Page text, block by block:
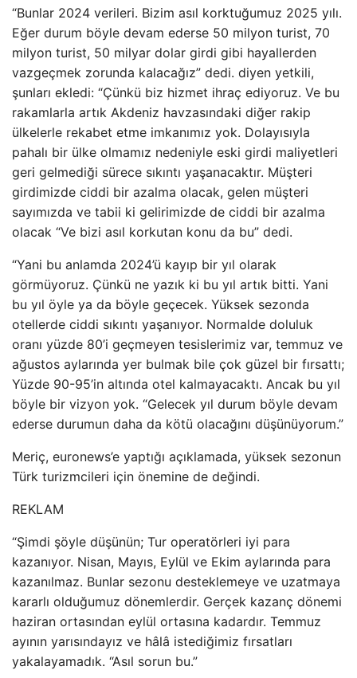
“Bunlar 2024 verileri. Bizim asıl korktuğumuz 2025 yılı.
Eğer durum böyle devam ederse 50 milyon turist, 70
milyon turist, 50 milyar dolar girdi gibi hayallerden
vazgeçmek zorunda kalacağız” dedi. diyen yetkili,
şunları ekledi: “Çünkü biz hizmet ihraç ediyoruz. Ve bu
rakamlarla artık Akdeniz havzasındaki diğer rakip
ülkelerle rekabet etme imkanımız yok. Dolayısıyla
pahalı bir ülke olmamız nedeniyle eski girdi maliyetleri
geri gelmediği sürece sıkıntı yaşanacaktır. Müşteri
girdimizde ciddi bir azalma olacak, gelen müşteri
sayımızda ve tabii ki gelirimizde de ciddi bir azalma
olacak “Ve bizi asıl korkutan konu da bu” dedi.
“Yani bu anlamda 2024’ü kayıp bir yıl olarak
görmüyoruz. Çünkü ne yazık ki bu yıl artık bitti. Yani
bu yıl öyle ya da böyle geçecek. Yüksek sezonda
otellerde ciddi sıkıntı yaşanıyor. Normalde doluluk
oranı yüzde 80’i geçmeyen tesislerimiz var, temmuz ve
ağustos aylarında yer bulmak bile çok güzel bir fırsattı;
Yüzde 90-95’in altında otel kalmayacaktı. Ancak bu yıl
böyle bir vizyon yok. “Gelecek yıl durum böyle devam
ederse durumun daha da kötü olacağını düşünüyorum.”
Meriç, euronews’e yaptığı açıklamada, yüksek sezonun
Türk turizmcileri için önemine de değindi.
REKLAM
“Şimdi şöyle düşünün; Tur operatörleri iyi para
kazanıyor. Nisan, Mayıs, Eylül ve Ekim aylarında para
kazanılmaz. Bunlar sezonu desteklemeye ve uzatmaya
kararlı olduğumuz dönemlerdir. Gerçek kazanç dönemi
haziran ortasından eylül ortasına kadardır. Temmuz
ayının yarısındayız ve hâlâ istediğimiz fırsatları
yakalayamadık. “Asıl sorun bu.”